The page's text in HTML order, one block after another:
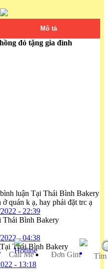
Mô tả
đỏ tặng gia đình
luận Tại Thái Bình Bakery
ở quán k ạ, hay phải đặt trc ạ
- 22:39
Thái Bình Bakery
- 04:38
Thái Bình Bakery
- 13:18
Call Me Ðơn Gim Tìm